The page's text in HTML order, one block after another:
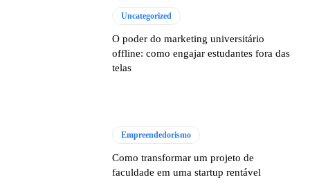
Uncategorized
O poder do marketing universitário
offline: como engajar estudantes fora das
telas
Empreendedorismo
Como transformar um projeto de
faculdade em uma startup rentável